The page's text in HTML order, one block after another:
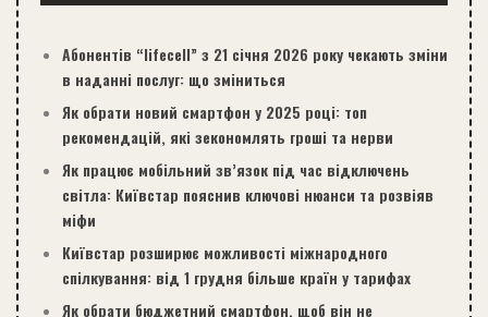
Абонентів “lifecell” з 21 січня 2026 року чекають зміни
в наданні послуг: що зміниться
Як обрати новий смартфон у 2025 році: топ
рекомендацій, які зекономлять гроші та нерви
Як працює мобільний зв’язок під час відключень
світла: Київстар пояснив ключові нюанси та розвіяв
міфи
Київстар розширює можливості міжнародного
спілкування: від 1 грудня більше країн у тарифах
Як обрати бюджетний смартфон, щоб він не